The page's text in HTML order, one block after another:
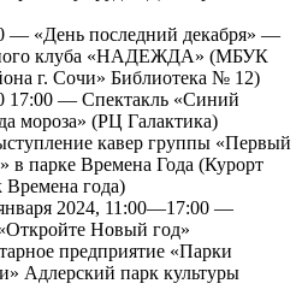
— «День последний декабря» —
клуба «НАДЕЖДА» (МБУК
г. Сочи» Библиотека № 12)
17:00 — Спектакль «Синий
мороза» (РЦ Галактика)
кавер группы «Первый
в парке Времена Года (Курорт
Времена года)
2024, 11:00—17:00 —
Новый год»
предприятие «Парки
Адлерский парк культуры